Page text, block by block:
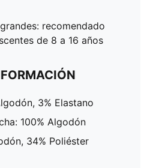
recomendado
de 8 a 16 años
3% Elastano
100% Algodón
34% Poliéster